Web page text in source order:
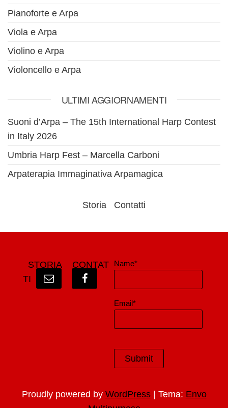
Pianoforte e Arpa
Viola e Arpa
Violino e Arpa
Violoncello e Arpa
ULTIMI AGGIORNAMENTI
Suoni d’Arpa – The 15th International Harp Contest
in Italy 2026
Umbria Harp Fest – Marcella Carboni
Arpaterapia Immaginativa Arpamagica
Storia Contatti
STORIA
CONTAT
TI
Name*
Email*
Proudly powered by WordPress | Tema: Envo